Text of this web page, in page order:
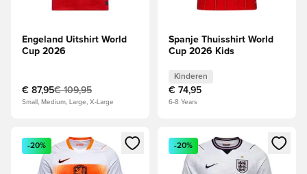
Engeland Uitshirt World
Cup 2026
€ 87,95€ 109,95
Small, Medium, Large, X-Large
Spanje Thuisshirt World
Cup 2026 Kids
Kinderen
€ 74,95
6-8 Years
Opent een venster om in te loggen of je aan te melden als
-20%
Opent een venster om in te
-20%